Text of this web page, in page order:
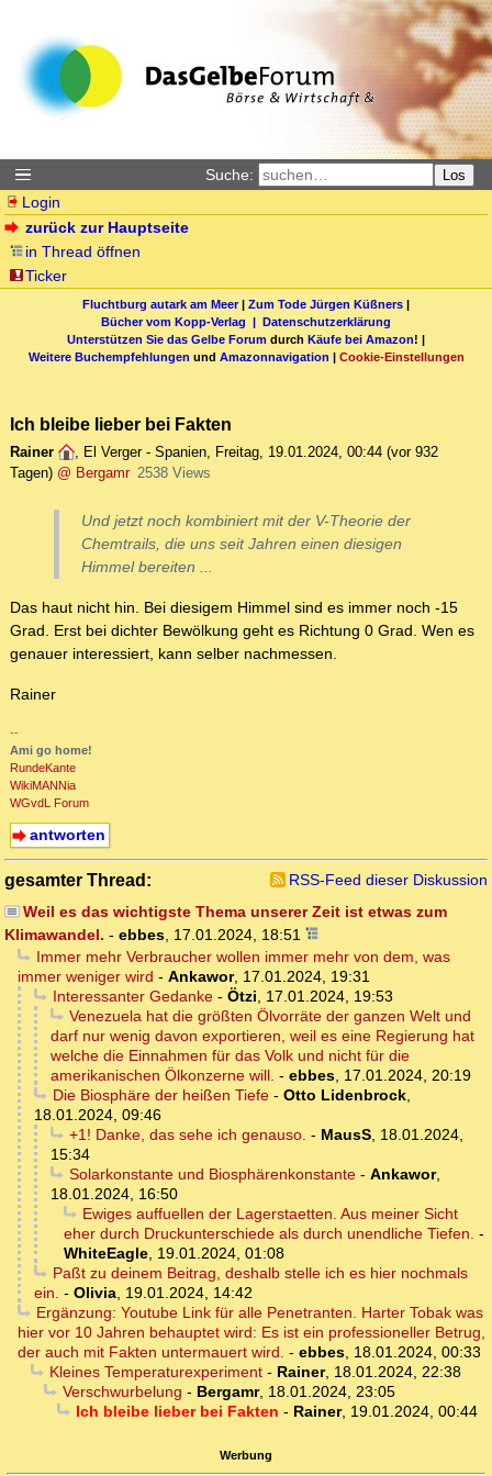
Suche: Los
Login
zurück zur Hauptseite
in Thread öffnen
Ticker
Fluchtburg autark am Meer| Zum Tode Jürgen Küßners |
Bücher vom Kopp-Verlag | Datenschutzerklärung
Unterstützen Sie das Gelbe Forum durch Käufe bei Amazon! |
Weitere Buchempfehlungen und Amazonnavigation | Cookie-Einstellungen
Ich bleibe lieber bei Fakten
Rainer , El Verger - Spanien, Freitag, 19.01.2024, 00:44 (vor 932
Tagen) @ Bergamr 2538 Views
Und jetzt noch kombiniert mit der V-Theorie der
Chemtrails, die uns seit Jahren einen diesigen
Himmel bereiten ...
Das haut nicht hin. Bei diesigem Himmel sind es immer noch -15
Grad. Erst bei dichter Bewölkung geht es Richtung 0 Grad. Wen es
genauer interessiert, kann selber nachmessen.
Rainer
--
Ami go home!
RundeKante
WikiMANNia
WGvdL Forum
antworten
gesamter Thread:
RSS-Feed dieser Diskussion
Weil es das wichtigste Thema unserer Zeit ist etwas zum
Klimawandel. - ebbes, 17.01.2024, 18:51
Immer mehr Verbraucher wollen immer mehr von dem, was
immer weniger wird - Ankawor, 17.01.2024, 19:31
Interessanter Gedanke- Ötzi, 17.01.2024, 19:53
Venezuela hat die größten Ölvorräte der ganzen Welt und
darf nur wenig davon exportieren, weil es eine Regierung hat
welche die Einnahmen für das Volk und nicht für die
amerikanischen Ölkonzerne will. - ebbes, 17.01.2024, 20:19
Die Biosphäre der heißen Tiefe- Otto Lidenbrock,
18.01.2024, 09:46
+1! Danke, das sehe ich genauso. - MausS, 18.01.2024,
15:34
Solarkonstante und Biosphärenkonstante- Ankawor,
18.01.2024, 16:50
Ewiges auffuellen der Lagerstaetten. Aus meiner Sicht
eher durch Druckunterschiede als durch unendliche Tiefen. -
WhiteEagle, 19.01.2024, 01:08
Paßt zu deinem Beitrag, deshalb stelle ich es hier nochmals
ein. - Olivia, 19.01.2024, 14:42
Ergänzung: Youtube Link für alle Penetranten. Harter Tobak was
hier vor 10 Jahren behauptet wird: Es ist ein professioneller Betrug,
der auch mit Fakten untermauert wird. - ebbes, 18.01.2024, 00:33
Kleines Temperaturexperiment- Rainer, 18.01.2024, 22:38
Verschwurbelung - Bergamr, 18.01.2024, 23:05
Ich bleibe lieber bei Fakten - Rainer, 19.01.2024, 00:44
Werbung